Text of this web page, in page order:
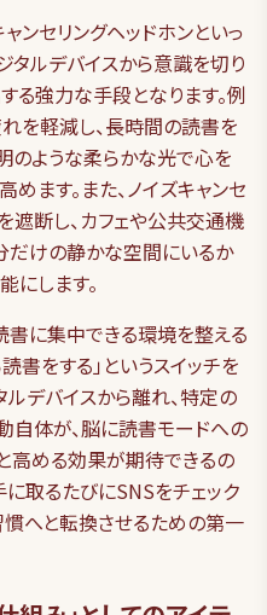
ャンセリングヘッドホンといっ
タルデバイスから意識を切り
る強力な手段となります。例
を軽減し、長時間の読書を
のような柔らかな光で心を
ます。また、ノイズキャンセ
遮断し、カフェや公共交通機
だけの静かな空間にいるか
にします。
書に集中できる環境を整える
書をする」というスイッチを
デバイスから離れ、特定の
自体が、脳に読書モードへの
高める効果が期待できるの
に取るたびにSNSをチェック
慣へと転換させるための第一